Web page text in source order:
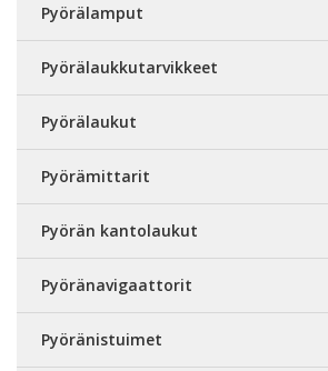
Pyörälamput
Pyörälaukkutarvikkeet
Pyörälaukut
Pyörämittarit
Pyörän kantolaukut
Pyöränavigaattorit
Pyöränistuimet